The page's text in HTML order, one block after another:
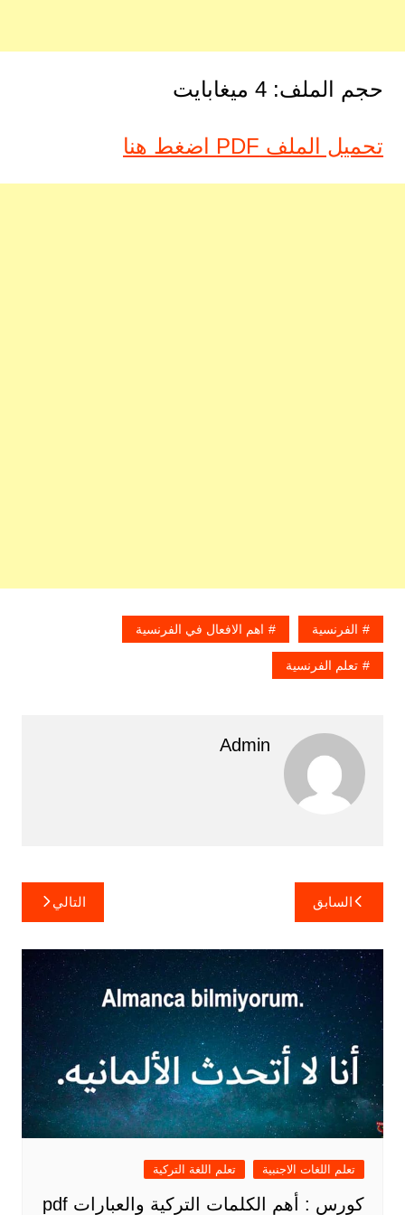
حجم الملف: 4 ميغابايت
تحميل الملف PDF اضغط هنا
الفرنسية اهم الافعال في الفرنسية
تعلم الفرنسية
Admin
تصفّح
المقالات
السابق التالي
تعلم اللغات الاجنبية تعلم اللغة التركية
كورس : أهم الكلمات التركية والعبارات pdf